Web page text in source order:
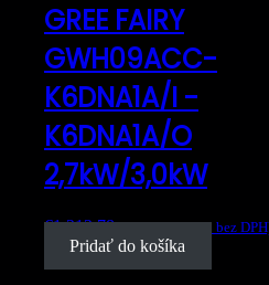
GREE FAIRY
GWH09ACC-
K6DNA1A/I -
K6DNA1A/O
2,7kW/3,0kW
€1,212.78 s DPH (€986.00 bez
Pridať do košíka